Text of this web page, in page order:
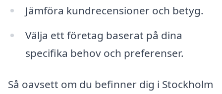
Jämföra kundrecensioner och betyg.
Välja ett företag baserat på dina
specifika behov och preferenser.
Så oavsett om du befinner dig i Stockholm